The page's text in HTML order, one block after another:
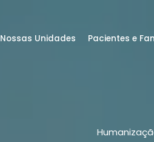
Nossas Unidades Pacientes e